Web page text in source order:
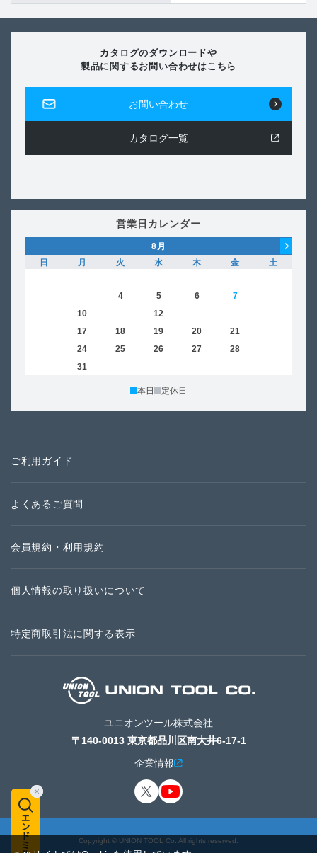
カタログのダウンロードや
製品に関するお問い合わせはこちら
お問い合わせ
カタログ一覧
営業日カレンダー
8 月
日
月 火 水 木 金
土
4 5 6 7
10 12
17 18 19 20 21
24 25 26 27 28
31
本日 定休日
ご利用ガイド
よくあるご質問
会員規約・利用規約
個人情報の取り扱いについて
特定商取引法に関する表示
ユニオンツール株式会社
〒140-0013 東京都品川区南大井6-17-1
企業情報
Copyright © UNION TOOL Co. All rights reserved.